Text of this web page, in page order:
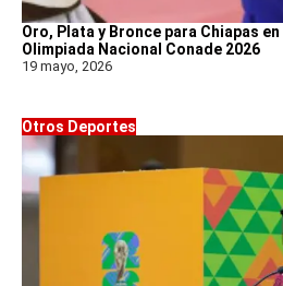
Oro, Plata y Bronce para Chiapas
Olimpiada Nacional Conade 2026
19 mayo, 2026
Otros Deportes